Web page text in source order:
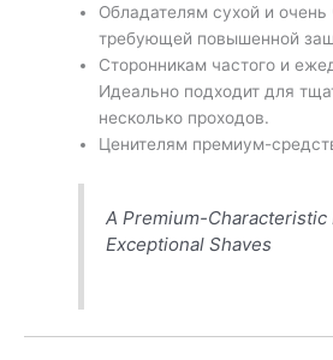
Обладателям сухой и очень
требующей повышенной
Сторонникам частого и
Идеально подходит для
несколько проходов.
Ценителям премиум-
A Premium-Characteristic
Exceptional Shaves